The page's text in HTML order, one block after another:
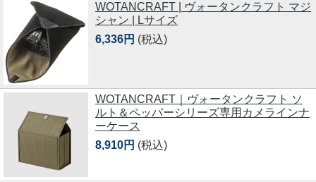
WOTANCRAFT | ヴォータンクラフト マジ
シャン | Lサイズ
6,336円 (税込)
WOTANCRAFT｜ヴォータンクラフト ソ
ルト＆ペッパーシリーズ専用カメラインナ
ーケース
8,910円 (税込)